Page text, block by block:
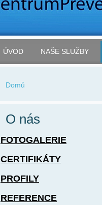
ÚVOD NAŠE SLUŽBY
Domů
O nás
FOTOGALERIE
CERTIFIKÁTY
PROFILY
REFERENCE